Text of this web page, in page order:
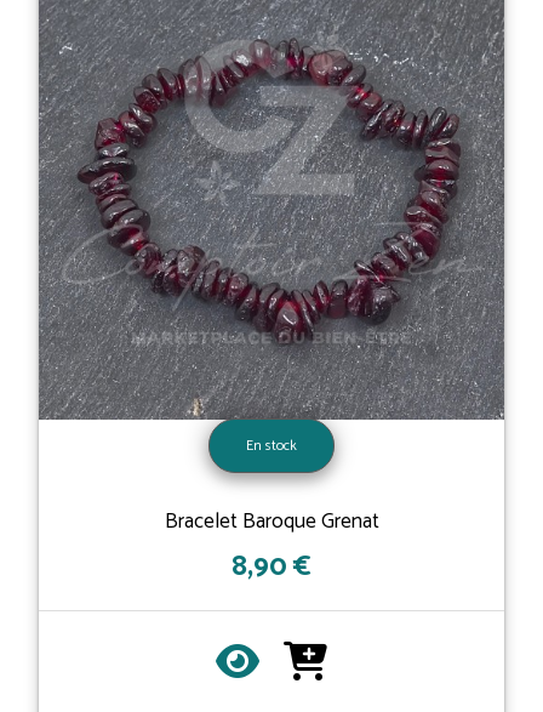
En stock
Bracelet Baroque Grenat
8,90 €